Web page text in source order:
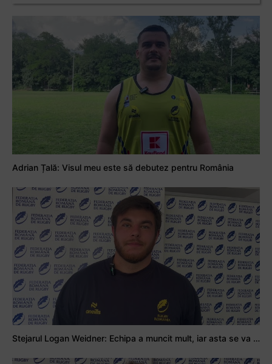
Adrian Țală: Visul meu este să debutez pentru România
Stejarul Logan Weidner: Echipa a muncit mult, iar asta se va vedea în meciurile de la Nations Cup